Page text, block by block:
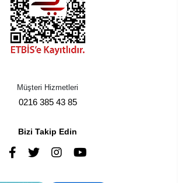
Müşteri Hizmetleri
0216 385 43 85
Bizi Takip Edin